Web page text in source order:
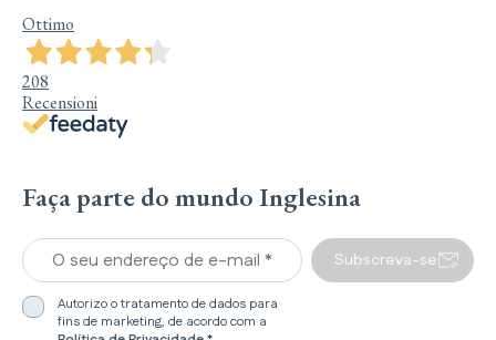
Ottimo
208
Recensioni
Faça parte do mundo Inglesina
O seu endereço de e-mail *
Autorizo o tratamento de dados para
fins de marketing, de acordo com a
Subscreva-se